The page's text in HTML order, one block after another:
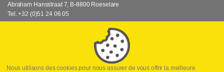
Abraham Hansstraat 7, B-8800 Roeselare
Tel. +32 (0)51 24 06 05
⏳ Dernier mois de promotion Webtec!
Promotion Webtec Equipements De Test Portatifs
Nous utilisons des cookies pour nous assurer de vous offrir la meilleure